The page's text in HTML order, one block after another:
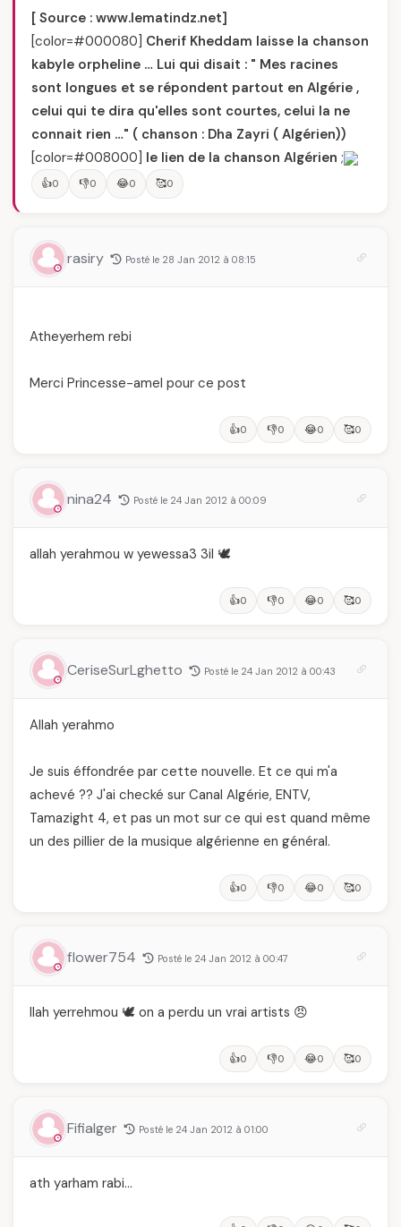
[ Source : www.lematindz.net]
[color=#000080] Cherif Kheddam laisse la chanson
kabyle orpheline … Lui qui disait : " Mes racines
sont longues et se répondent partout en Algérie ,
celui qui te dira qu'elles sont courtes, celui la ne
connait rien …" ( chanson : Dha Zayri ( Algérien))
[color=#008000] le lien de la chanson Algérien ;
👍0 👎0 😂0 🥰0
rasiry Posté le 28 Jan 2012 à 08:15
Atheyerhem rebi
Merci Princesse-amel pour ce post
👍0 👎0 😂0 🥰0
nina24 Posté le 24 Jan 2012 à 00:09
allah yerahmou w yewessa3 3il 🕊️
👍0 👎0 😂0 🥰0
CeriseSurLghetto Posté le 24 Jan 2012 à 00:43
Allah yerahmo
Je suis éffondrée par cette nouvelle. Et ce qui m'a
achevé ?? J'ai checké sur Canal Algérie, ENTV,
Tamazight 4, et pas un mot sur ce qui est quand même
un des pillier de la musique algérienne en général.
👍0 👎0 😂0 🥰0
flower754 Posté le 24 Jan 2012 à 00:47
llah yerrehmou 🕊️ on a perdu un vrai artists 😠
👍0 👎0 😂0 🥰0
Fifialger Posté le 24 Jan 2012 à 01:00
ath yarham rabi…